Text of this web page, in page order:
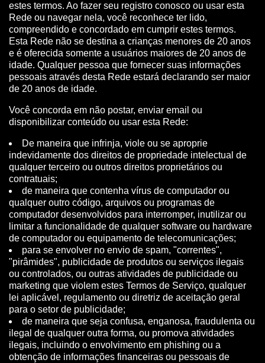
estes termos. Ao fazer seu registro conosco ou usar esta
Rede ou navegar nela, você reconhece ter lido,
compreendido e concordado em cumprir estes termos.
Esta Rede não se destina a crianças menores de 20 anos
e é oferecida somente a usuários maiores de 20 anos de
idade. Qualquer pessoa que fornecer suas informações
pessoais através desta Rede estará declarando ser maior
de 20 anos de idade.
Você concorda em não postar, enviar email ou
disponibilizar conteúdo ou usar esta Rede:
De maneira que infrinja, viole ou se aproprie
indevidamente dos direitos de propriedade intelectual de
qualquer terceiro ou outros direitos proprietários ou
contratuais;
de maneira que contenha vírus de computador ou
qualquer outro código, arquivos ou programas de
computador desenvolvidos para interromper, inutilizar ou
limitar a funcionalidade de qualquer software ou hardware
de computador ou equipamento de telecomunicações;
para se envolver no envio de spam, "correntes",
"pirâmides", publicidade de produtos ou serviços ilegais
ou controlados, ou outras atividades de publicidade ou
marketing que violem estes Termos de Serviço, qualquer
lei aplicável, regulamento ou diretriz de aceitação geral
para o setor de publicidade;
de maneira que seja confusa, enganosa, fraudulenta ou
ilegal de qualquer outra forma, ou promova atividades
ilegais, incluindo o envolvimento em phishing ou a
obtenção de informações financeiras ou pessoais de